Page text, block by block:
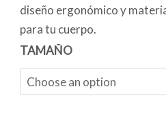
diseño ergonómico y
para tu cuerpo.
TAMAÑO
Colchón
Fussion
quantity